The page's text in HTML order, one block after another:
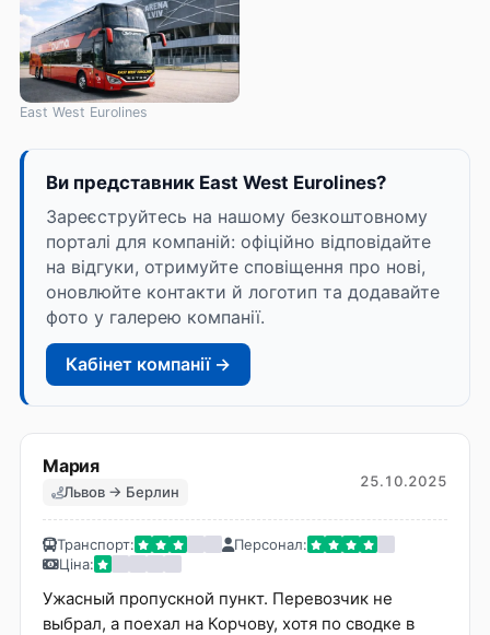
East West Eurolines
Ви представник East West Eurolines?
Зареєструйтесь на нашому безкоштовному
порталі для компаній: офіційно відповідайте
на відгуки, отримуйте сповіщення про нові,
оновлюйте контакти й логотип та додавайте
фото у галерею компанії.
Кабінет компанії →
Мария
Львов → Берлин
25.10.2025
Транспорт:
Персонал:
Ціна:
Ужасный пропускной пункт. Перевозчик не
выбрал, а поехал на Корчову, хотя по сводке в